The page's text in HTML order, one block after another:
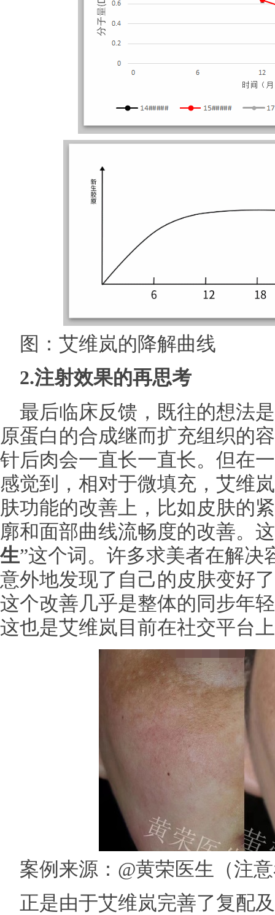
图：艾维岚的降解曲线
2.注射效果的再思考
最后临床反馈，既往的想法
原蛋白的合成继而扩充组织的
针后肉会一直长一直长。但在
感觉到，相对于微填充，艾维
肤功能的改善上，比如皮肤的
廓和面部曲线流畅度的改善。
生”这个词。许多求美者在解决
意外地发现了自己的皮肤变好
这个改善几乎是整体的同步年
这也是艾维岚目前在社交平台
案例来源：@黄荣医生（注
正是由于艾维岚完善了复配